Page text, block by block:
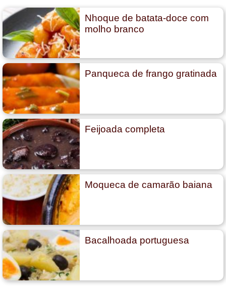
Nhoque de batata-doce com
molho branco
Panqueca de frango gratinada
Feijoada completa
Moqueca de camarão baiana
Bacalhoada portuguesa